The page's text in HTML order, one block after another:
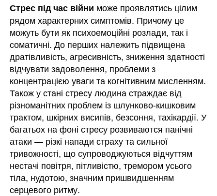
Стрес під час війни може проявлятись цілим
рядом характерних симптомів. Причому це
можуть бути як психоемоційні розлади, так і
соматичні. До перших належить підвищена
дратівливість, агресивність, зниження здатності
відчувати задоволення, проблеми з
концентрацією уваги та когнітивним мисленням.
Також у стані стресу людина страждає від
різноманітних проблем із шлунково-кишковим
трактом, шкірних висипів, безсоння, тахікардії. У
багатьох на фоні стресу розвиваются панічні
атаки — різкі напади страху та сильної
тривожності, що супроводжуються відчуттям
нестачі повітря, пітливістю, тремором усього
тіла, нудотою, значним пришвидшенням
серцевого ритму.